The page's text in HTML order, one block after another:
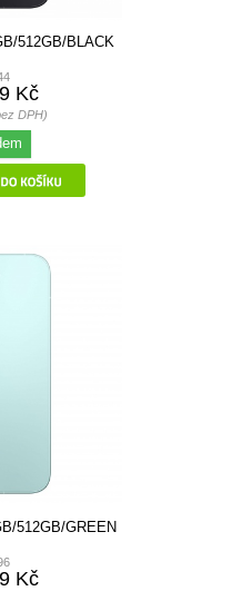
512GB/BLACK
Kč
DPH)
512GB/GREEN
Kč